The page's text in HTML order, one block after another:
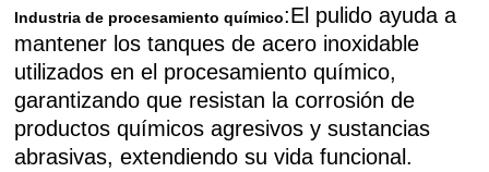
Industria de procesamiento químico:El pulido ayuda a
mantener los tanques de acero inoxidable
utilizados en el procesamiento químico,
garantizando que resistan la corrosión de
productos químicos agresivos y sustancias
abrasivas, extendiendo su vida funcional.